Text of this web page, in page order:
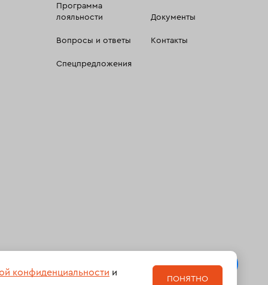
Программа
лояльности
Вопросы и ответы
Спецпредложения
Документы
Контакты
конфиденциальности и
ПОНЯТНО